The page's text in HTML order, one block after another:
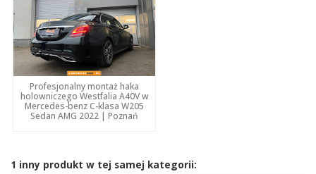
Profesjonalny montaż haka
holowniczego Westfalia A40V w
Mercedes-benz C-klasa W205
Sedan AMG 2022 | Poznań
1 inny produkt w tej samej kategorii: